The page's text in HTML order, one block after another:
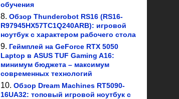
обучения
Обзор Thunderobot RS16 (RS16-
R97945HX57TC1Q240ARB): игровой
ноутбук с характером рабочего стола
Геймплей на GeForce RTX 5050
Laptop в ASUS TUF Gaming A16:
минимум бюджета – максимум
современных технологий
Обзор Dream Machines RT5090-
16UA32: топовый игровой ноутбук с